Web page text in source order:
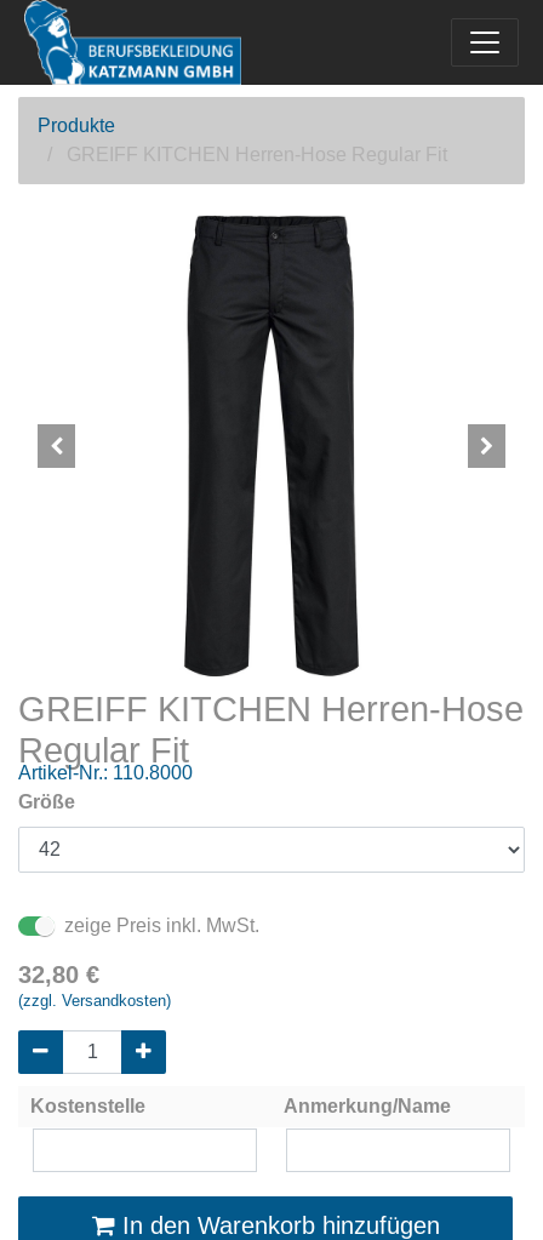
Produkte
GREIFF KITCHEN Herren-Hose Regular Fit
GREIFF KITCHEN Herren-Hose
Regular Fit
Artikel-Nr.: 110.8000
Größe
zeige Preis inkl. MwSt.
32,80 €
(zzgl. Versandkosten)
Kostenstelle Anmerkung/Name
In den Warenkorb hinzufügen